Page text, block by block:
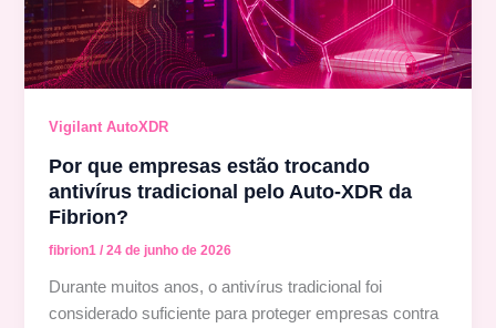
Vigilant AutoXDR
Por que empresas estão trocando
antivírus tradicional pelo Auto-XDR da
Fibrion?
fibrion1/24 de junho de 2026
Durante muitos anos, o antivírus tradicional foi
considerado suficiente para proteger empresas contra